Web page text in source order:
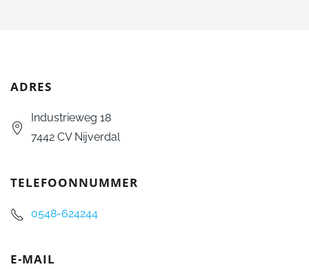
ADRES
Industrieweg 18
7442 CV Nijverdal
TELEFOONNUMMER
0548-624244
E-MAIL